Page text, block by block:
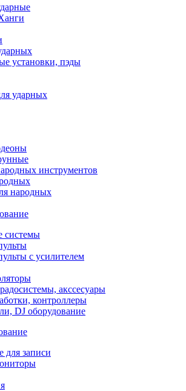
установки, пэды
ударных
инструментов
народных
системы
с усилителем
акссесуары
контроллеры
DJ оборудование
для записи